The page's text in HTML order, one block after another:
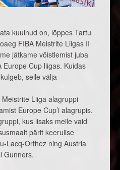
kuulnud on, lõppes Tartu
FIBA Meistrite Liigas II
jätkame võistlemist juba
Cup liigas. Kuidas
selle välja
Liiga alagruppi
Europe Cup’i alagrupis.
kus lisaks meile vaid
pärit keerulise
Lacq-Orthez ning Austria
Gunners.